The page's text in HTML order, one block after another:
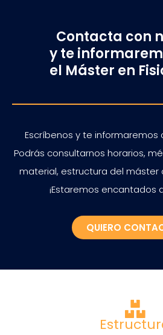
Contacta con
y te
el Máster en
Escríbenos y te
Podrás consultarnos horarios,
material, estructura del máster
¡Estaremos encantados
QUIERO